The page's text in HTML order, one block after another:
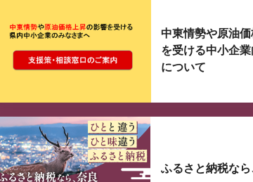
ここから最大3つずつ情報が表示されるス
中東情勢や原油
を受ける中小企業
について
ふるさと納税なら